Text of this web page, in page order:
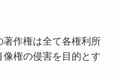
作権は全て各権利所
権の侵害を目的とす